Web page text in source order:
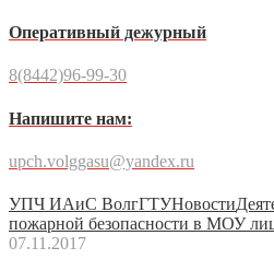
Оперативный дежурный
8(8442)96-99-30
Напишите нам:
upch.volggasu@yandex.ru
УПЧ ИАиС ВолгГТУНовости
пожарной безопасности в МОУ
07.11.2017